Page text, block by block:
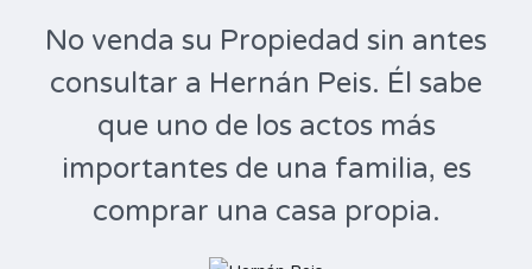
No venda su Propiedad sin antes
consultar a Hernán Peis. Él sabe
que uno de los actos más
importantes de una familia, es
comprar una casa propia.